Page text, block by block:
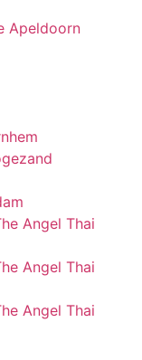
Apeldoorn
Angel Thai
Angel Thai
Angel Thai